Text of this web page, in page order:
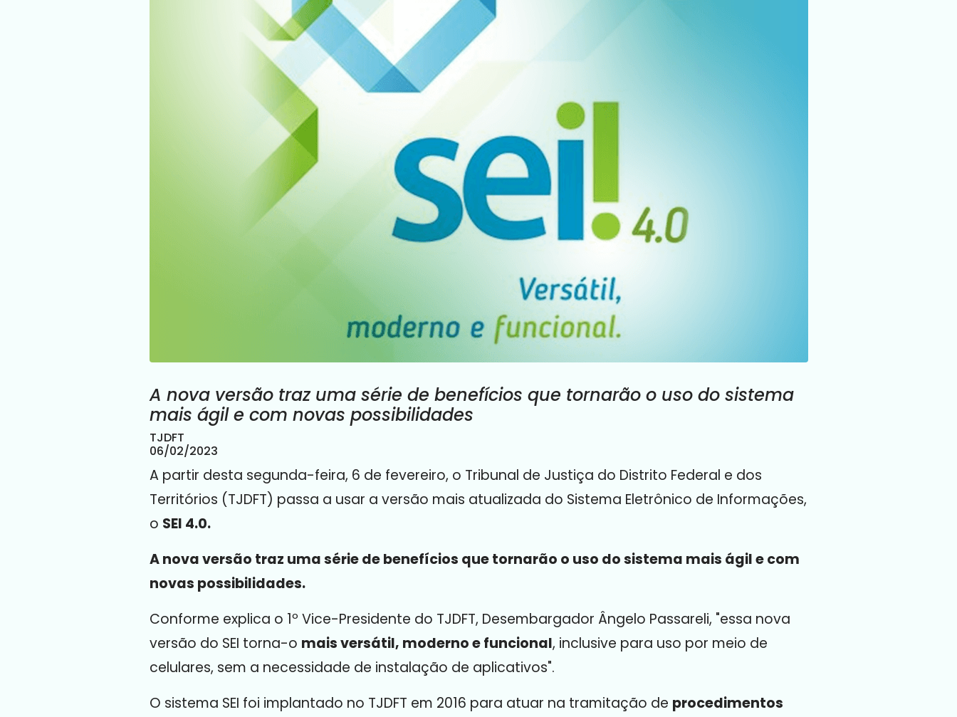
A nova versão traz uma série de benefícios que tornarão o uso do sistema
mais ágil e com novas possibilidades
TJDFT
06/02/2023
A partir desta segunda-feira, 6 de fevereiro, o Tribunal de Justiça do Distrito Federal e dos
Territórios (TJDFT) passa a usar a versão mais atualizada do Sistema Eletrônico de Informações,
o SEI 4.0.
A nova versão traz uma série de benefícios que tornarão o uso do sistema mais ágil e com
novas possibilidades.
Conforme explica o 1º Vice-Presidente do TJDFT, Desembargador Ângelo Passareli, "essa nova
versão do SEI torna-o mais versátil, moderno e funcional, inclusive para uso por meio de
celulares, sem a necessidade de instalação de aplicativos".
O sistema SEI foi implantado no TJDFT em 2016 para atuar na tramitação de procedimentos